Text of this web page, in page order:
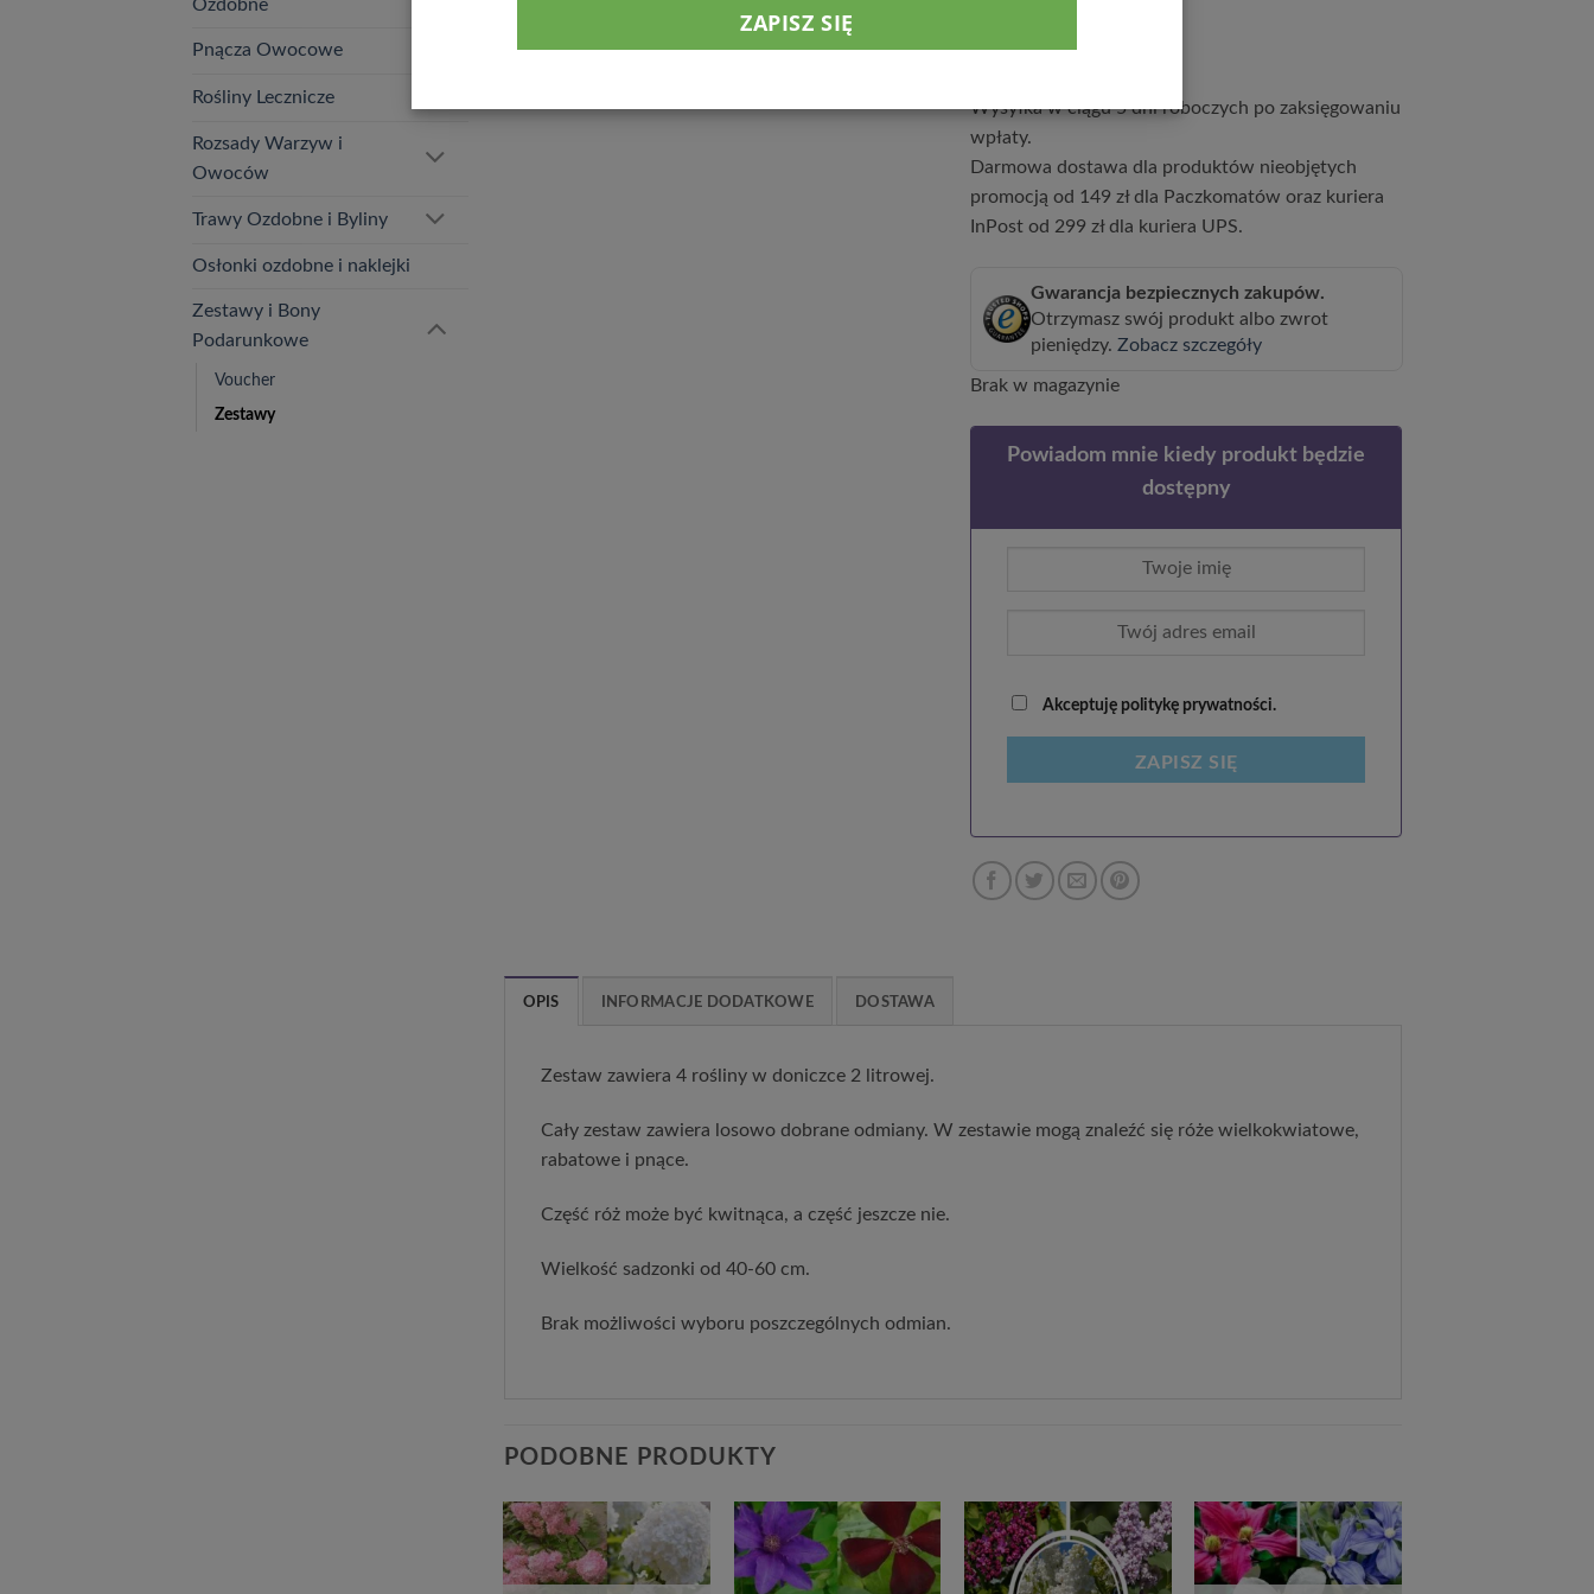
Ozdobne
Pnącza Owocowe
Rośliny Lecznicze
Rozsady Warzyw i
Owoców
Trawy Ozdobne i Byliny
Osłonki ozdobne i naklejki
Zestawy i Bony
Podarunkowe
Voucher
Zestawy
Wysyłka w ciągu 5 dni roboczych po zaksięgowaniu
wpłaty.
Darmowa dostawa dla produktów nieobjętych
promocją od 149 zł dla Paczkomatów oraz kuriera
InPost od 299 zł dla kuriera UPS.
Gwarancja bezpiecznych zakupów.
Otrzymasz swój produkt albo zwrot
pieniędzy.Zobacz szczegóły
Brak w magazynie
Powiadom mnie kiedy produkt będzie
dostępny
Akceptuję politykę prywatności.
ZAPISZ SIĘ
OPIS INFORMACJE DODATKOWE DOSTAWA
Zestaw zawiera 4 rośliny w doniczce 2 litrowej.
Cały zestaw zawiera losowo dobrane odmiany. W zestawie mogą znaleźć się róże wielkokwiatowe,
rabatowe i pnące.
Część róż może być kwitnąca, a część jeszcze nie.
Wielkość sadzonki od 40-60 cm.
Brak możliwości wyboru poszczególnych odmian.
PODOBNE PRODUKTY
Dodaj
do
Dodaj
Dodaj
do
Dodaj
do